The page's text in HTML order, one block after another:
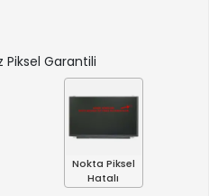
Piksel Garantili
Nokta Piksel
Hatalı